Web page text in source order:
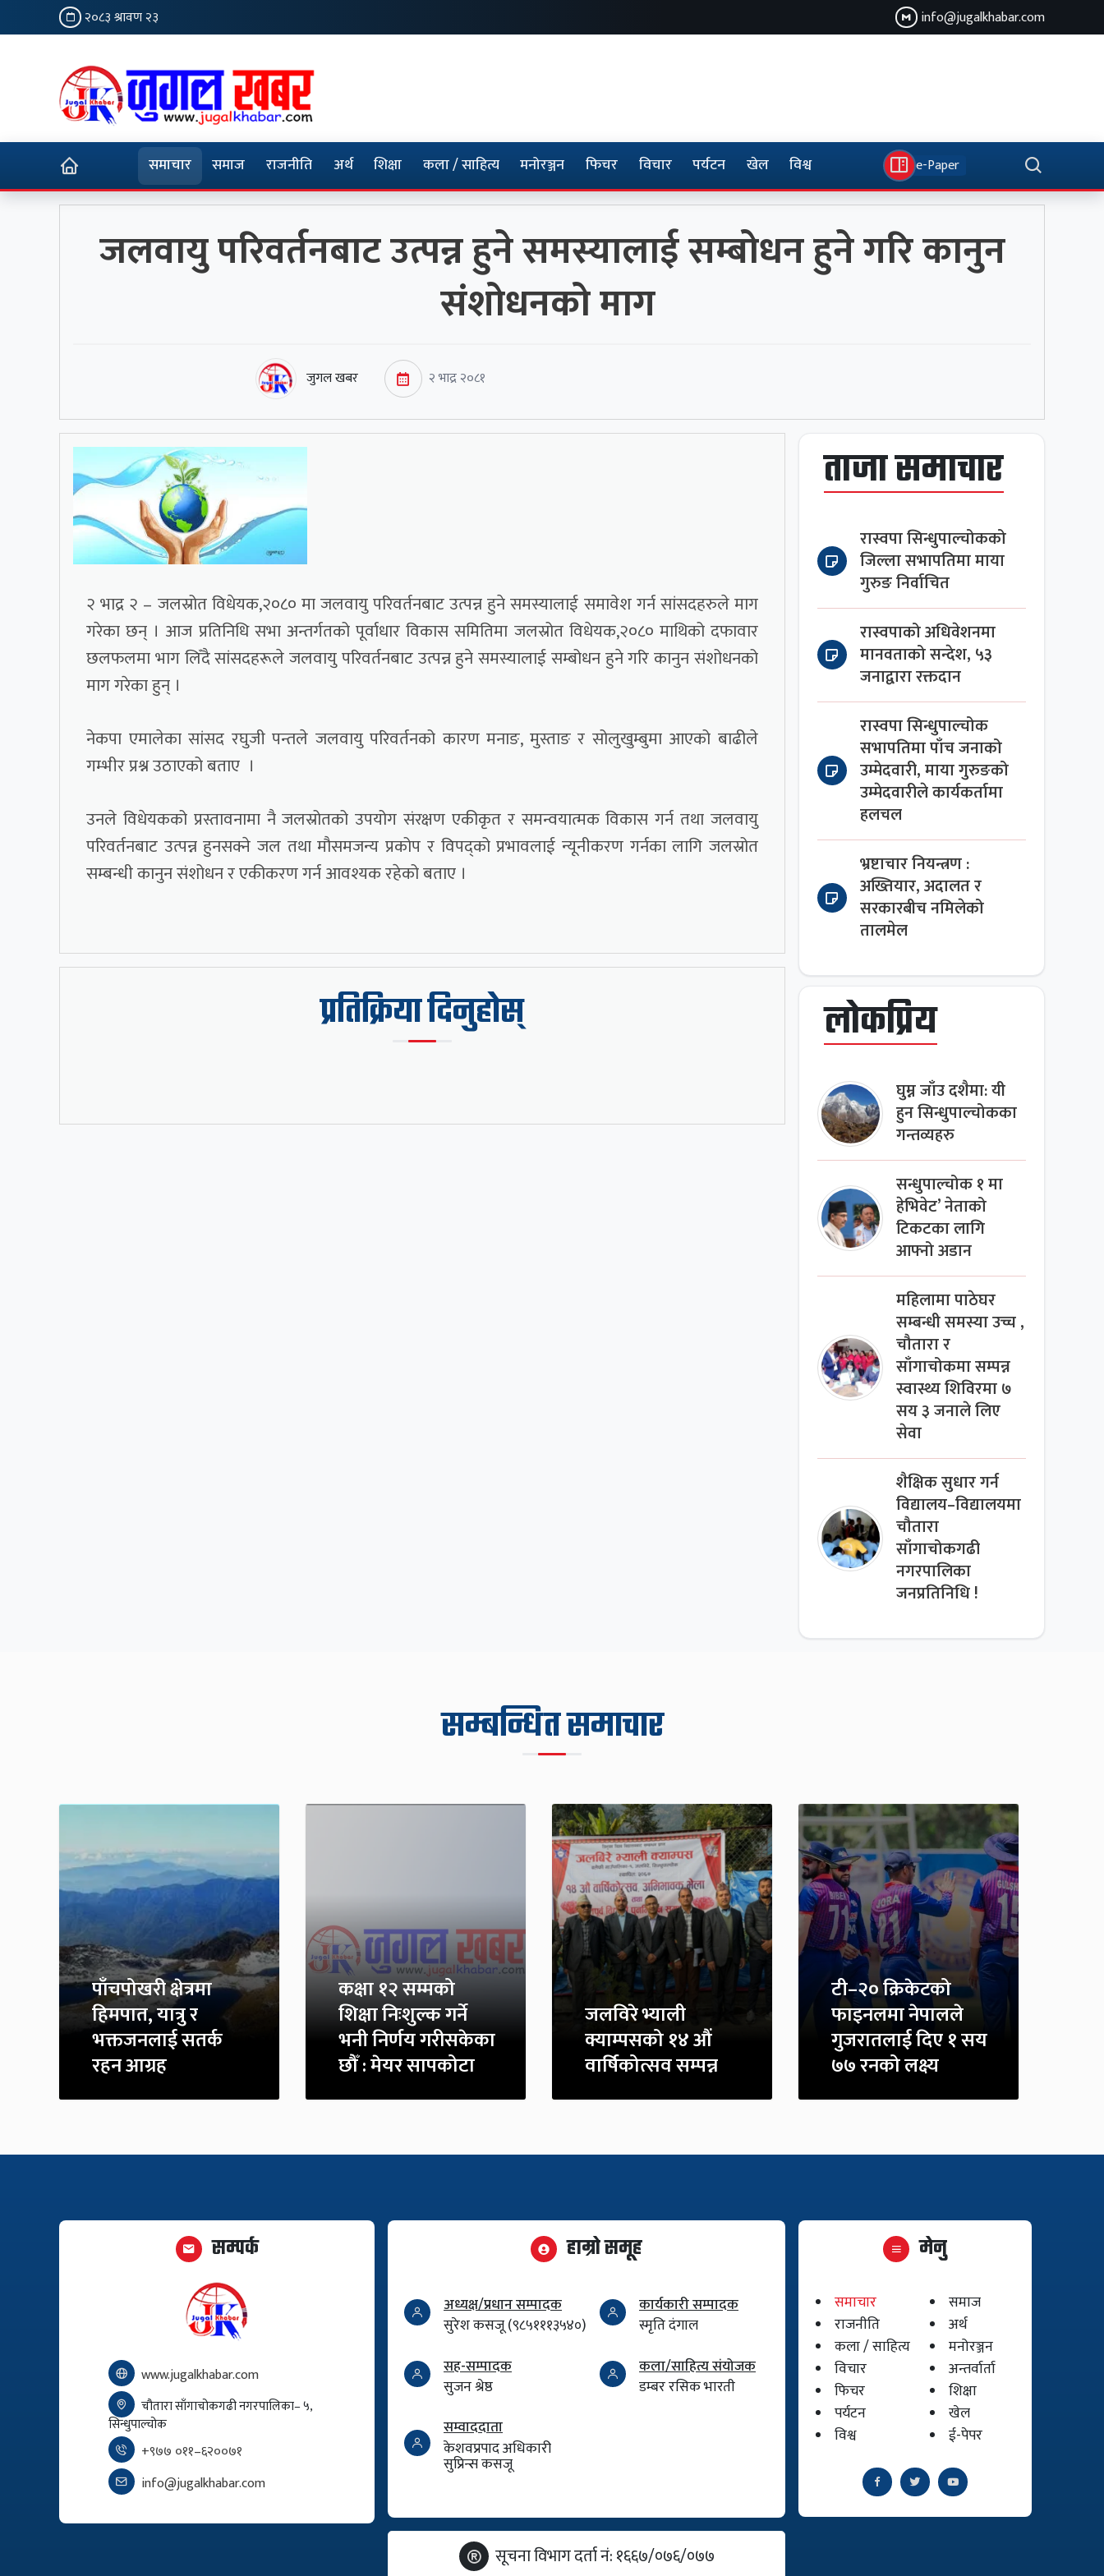
२०८३ श्रावण २३ info@jugalkhabar.com
समाचार समाज राजनीति अर्थ शिक्षा कला / साहित्य मनोरञ्जन फिचर विचार पर्यटन खेल विश्व e-Paper
जलवायु परिवर्तनबाट उत्पन्न हुने समस्यालाई सम्बोधन हुने गरि कानुन
संशोधनको माग
जुगल खबर २ भाद्र २०८१
२ भाद्र २ – जलस्रोत विधेयक,२०८० मा जलवायु परिवर्तनबाट उत्पन्न हुने समस्यालाई समावेश गर्न सांसदहरुले माग
गरेका छन् । आज प्रतिनिधि सभा अन्तर्गतको पूर्वाधार विकास समितिमा जलस्रोत विधेयक,२०८० माथिको दफावार
छलफलमा भाग लिँदै सांसदहरूले जलवायु परिवर्तनबाट उत्पन्न हुने समस्यालाई सम्बोधन हुने गरि कानुन संशोधनको
माग गरेका हुन् ।
नेकपा एमालेका सांसद रघुजी पन्तले जलवायु परिवर्तनको कारण मनाङ, मुस्ताङ र सोलुखुम्बुमा आएको बाढीले
गम्भीर प्रश्न उठाएको बताए ।
उनले विधेयकको प्रस्तावनामा नै जलस्रोतको उपयोग संरक्षण एकीकृत र समन्वयात्मक विकास गर्न तथा जलवायु
परिवर्तनबाट उत्पन्न हुनसक्ने जल तथा मौसमजन्य प्रकोप र विपद्को प्रभावलाई न्यूनीकरण गर्नका लागि जलस्रोत
सम्बन्धी कानुन संशोधन र एकीकरण गर्न आवश्यक रहेको बताए ।
प्रतिक्रिया दिनुहोस्
ताजा समाचार
रास्वपा सिन्धुपाल्चोकको
जिल्ला सभापतिमा माया
गुरुङ निर्वाचित
रास्वपाको अधिवेशनमा
मानवताको सन्देश, ५३
जनाद्वारा रक्तदान
रास्वपा सिन्धुपाल्चोक
सभापतिमा पाँच जनाको
उम्मेदवारी, माया गुरुङको
उम्मेदवारीले कार्यकर्तामा
हलचल
भ्रष्टाचार नियन्त्रण :
अख्तियार, अदालत र
सरकारबीच नमिलेको
तालमेल
लोकप्रिय
घुम्न जाँउ दशैमा: यी
हुन सिन्धुपाल्चोकका
गन्तव्यहरु
सन्धुपाल्चोक १ मा
हेभिवेट’ नेताको
टिकटका लागि
आफ्नो अडान
महिलामा पाठेघर
सम्बन्धी समस्या उच्च ,
चौतारा र
साँगाचोकमा सम्पन्न
स्वास्थ्य शिविरमा ७
सय ३ जनाले लिए
सेवा
शैक्षिक सुधार गर्न
विद्यालय–विद्यालयमा
चौतारा
साँगाचोकगढी
नगरपालिका
जनप्रतिनिधि !
सम्बन्धित समाचार
पाँचपोखरी क्षेत्रमा
हिमपात, यात्रु र
भक्तजनलाई सतर्क
रहन आग्रह
कक्षा १२ सम्मको
शिक्षा निःशुल्क गर्ने
भनी निर्णय गरीसकेका
छौँ : मेयर सापकोटा
जलविरे भ्याली
क्याम्पसको १४ औं
वार्षिकोत्सव सम्पन्न
टी–२० क्रिकेटको
फाइनलमा नेपालले
गुजरातलाई दिए १ सय
७७ रनको लक्ष्य
सम्पर्क
www.jugalkhabar.com
चौतारा साँगाचोकगढी नगरपालिका– ५,
सिन्धुपाल्चोक
+९७७ ०११–६२००७१
info@jugalkhabar.com
हाम्रो समूह
अध्यक्ष/प्रधान सम्पादक
सुरेश कसजू (९८५१११३५४०)
कार्यकारी सम्पादक
स्मृति दंगाल
सह-सम्पादक
सुजन श्रेष्ठ
कला/साहित्य संयोजक
डम्बर रसिक भारती
सम्वाददाता
केशवप्रपाद अधिकारी
सुप्रिन्स कसजू
सूचना विभाग दर्ता नं: १६६७/०७६/०७७
मेनु
समाचार
समाज
राजनीति
अर्थ
कला / साहित्य
मनोरञ्जन
विचार
अन्तर्वार्ता
फिचर
शिक्षा
पर्यटन
खेल
विश्व
ई-पेपर